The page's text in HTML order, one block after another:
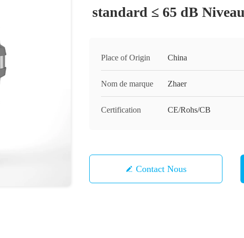
standard ≤ 65 dB
Place of Origin China
Nom de marque Zhaer
Certification CE/Rohs/CB
Contact Nous